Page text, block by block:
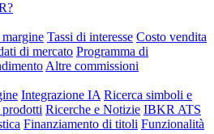
Tassi di interesse Costo vendita
di mercato Programma di
Altre commissioni
Integrazione IA Ricerca simboli e
prodotti Ricerche e Notizie IBKR ATS
Finanziamento di titoli Funzionalità